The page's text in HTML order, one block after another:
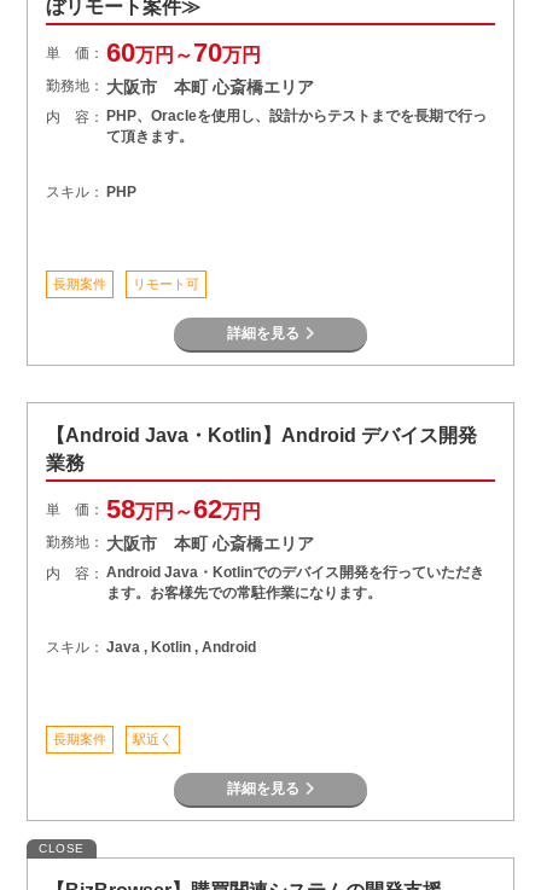
ぼリモート案件≫
単 価： 60万円～70万円
勤務地： 大阪市 本町 心斎橋エリア
内 容：
PHP、Oracleを使用し、設計からテストまでを長期で行っ
て頂きます。
スキル： PHP
長期案件 リモート可
詳細を見る
【Android Java・Kotlin】Android デバイス開発
業務
単 価： 58万円～62万円
勤務地： 大阪市 本町 心斎橋エリア
内 容： Android Java・Kotlinでのデバイス開発を行っていただき
ます。お客様先での常駐作業になります。
スキル： Java , Kotlin , Android
長期案件 駅近く
詳細を見る
CLOSE